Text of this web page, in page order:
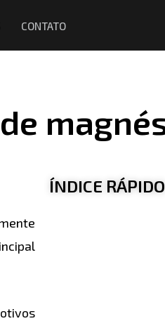
CONTATO
ÍNDICE RÁPIDO